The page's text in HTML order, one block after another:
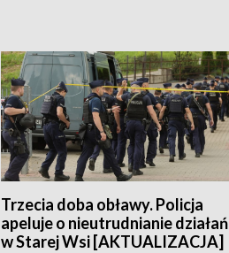
Trzecia doba obławy. Policja
apeluje o nieutrudnianie działań
w Starej Wsi [AKTUALIZACJA]